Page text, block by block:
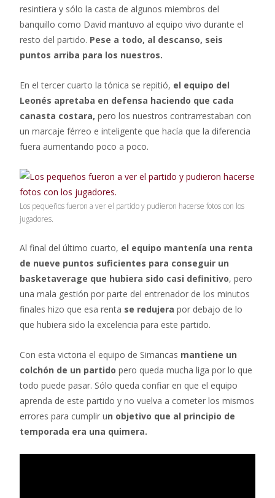
resintiera y sólo la casta de algunos miembros del
banquillo como David mantuvo al equipo vivo durante el
resto del partido. Pese a todo, al descanso, seis
puntos arriba para los nuestros.
En el tercer cuarto la tónica se repitió, el equipo del
Leonés apretaba en defensa haciendo que cada
canasta costara, pero los nuestros contrarrestaban con
un marcaje férreo e inteligente que hacía que la diferencia
fuera aumentando poco a poco.
Los pequeños fueron a ver el partido y pudieron hacerse fotos con los
jugadores.
Al final del último cuarto, el equipo mantenía una renta
de nueve puntos suficientes para conseguir un
basketaverage que hubiera sido casi definitivo, pero
una mala gestión por parte del entrenador de los minutos
finales hizo que esa renta se redujera por debajo de lo
que hubiera sido la excelencia para este partido.
Con esta victoria el equipo de Simancas mantiene un
colchón de un partido pero queda mucha liga por lo que
todo puede pasar. Sólo queda confiar en que el equipo
aprenda de este partido y no vuelva a cometer los mismos
errores para cumplir un objetivo que al principio de
temporada era una quimera.